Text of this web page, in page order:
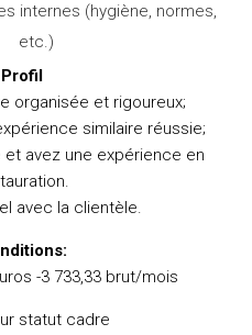
internes (hygiène, normes,
etc.)
Profil
organisée et rigoureux;
similaire réussie;
avez une expérience en
avec la clientèle.
-3 733,33 brut/mois
statut cadre